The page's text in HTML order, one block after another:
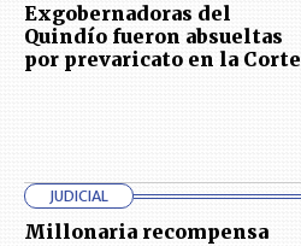
Exgobernadoras del
Quindío fueron absueltas
por prevaricato en la Corte
JUDICIAL
Millonaria recompensa